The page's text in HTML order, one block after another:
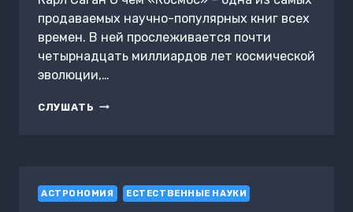
продаваемых научно-популярных книг всех
времен. В ней прослеживается почти
четырнадцать миллиардов лет космической
эволюции,…
СЛУШАТЬ КОСМОС
АСТРОНОМИЯ ЕСТЕСТВЕННЫЕ НАУКИ